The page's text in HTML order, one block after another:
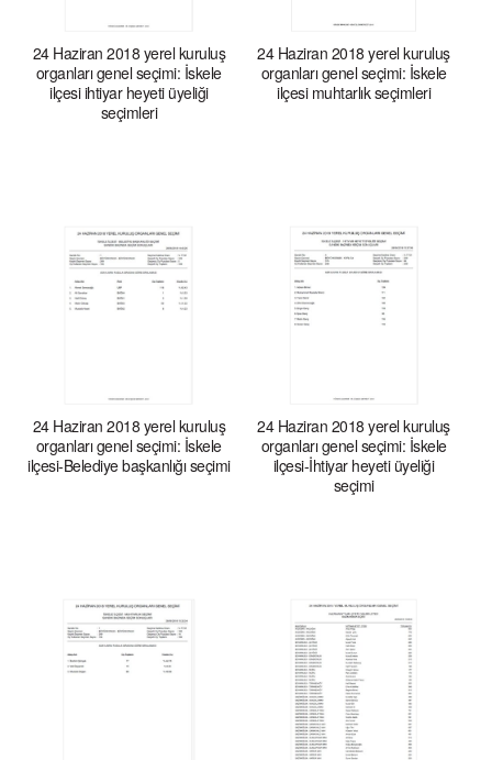
24 Haziran 2018 yerel kuruluş
organları genel seçimi: İskele
ilçesi ihtiyar heyeti üyeliği
seçimleri
24 Haziran 2018 yerel kuruluş
organları genel seçimi: İskele
ilçesi muhtarlık seçimleri
24 Haziran 2018 yerel kuruluş
organları genel seçimi: İskele
ilçesi-Belediye başkanlığı seçimi
24 Haziran 2018 yerel kuruluş
organları genel seçimi: İskele
ilçesi-İhtiyar heyeti üyeliği
seçimi